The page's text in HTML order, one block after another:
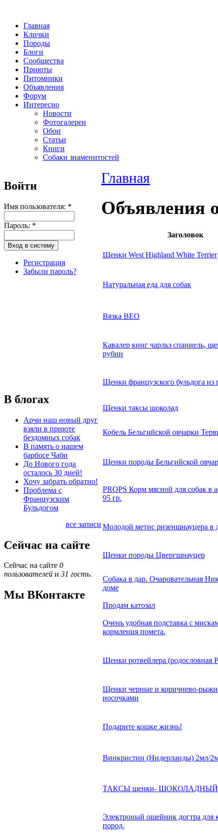
Главная
Клички
Породы
Блоги
Сообщества
Приюты
Питомники
Объявления
Форум
Интересно
Новости
Фотогалереи
Обои
Статьи
Книги
Собаки знаменитостей
Войти
Имя пользователя: *
Пароль: *
Регистрация
Забыли пароль?
В блогах
Арчи наш новый друг
взяли в приюте
бездомных собак
В память о нашем
барбосе Чаби
До Нового года
осталось 30 дней!
Хочу забрать обратно!
Проблема с
Французским
Бульдогом
все записи
Сейчас на сайте
Сейчас на сайте 0
пользователей и 31 гость.
Мы ВКонтакте
Главная
Объявления
Заголовок
Щенки West Highland White Terrier
Натуральная еда для собак
Вязка ВЕО
Кавалер кинг чарльз спаниель,
рубин
Щенки французского бульдога из
Щенки таксы шоколад
Кобель Бельгийской овчарки
Щенки породы Бельгийской
PROPS Корм мясной для собак в
95 гр.
Молодой метис ризеншнауцера в
Щенки породы Цвергшнауцер
Собака в дар. Очаровательная
доме
Продам катозал
Очень удобная подставка с
кормления помета.
Щенки ротвейлера (родословная
Щенки черные и коричнево-
носочками
Подарите кошке жизнь!
Винкристин (Нидерланды) 2мл/
ТАКСЫ щенки- ШОКОЛАДНЫЙ
Электроный ошейник догтра для
пород.